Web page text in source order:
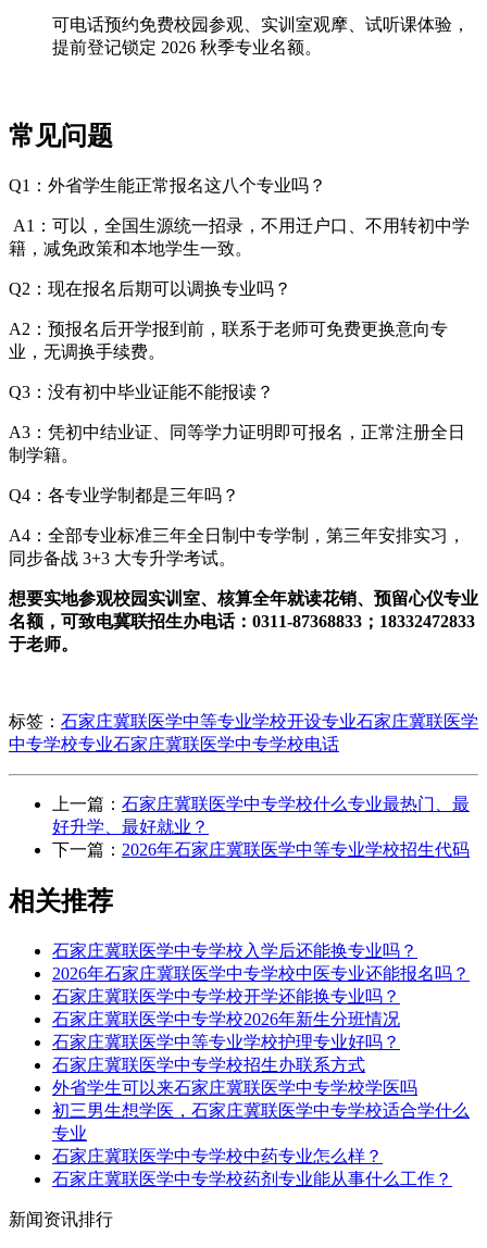
可电话预约免费校园参观、实训室观摩、试听课体验，
提前登记锁定 2026 秋季专业名额。
常见问题
Q1：外省学生能正常报名这八个专业吗？
A1：可以，全国生源统一招录，不用迁户口、不用转初中学
籍，减免政策和本地学生一致。
Q2：现在报名后期可以调换专业吗？
A2：预报名后开学报到前，联系于老师可免费更换意向专
业，无调换手续费。
Q3：没有初中毕业证能不能报读？
A3：凭初中结业证、同等学力证明即可报名，正常注册全日
制学籍。
Q4：各专业学制都是三年吗？
A4：全部专业标准三年全日制中专学制，第三年安排实习，
同步备战 3+3 大专升学考试。
想要实地参观校园实训室、核算全年就读花销、预留心仪专业
名额，可致电冀联招生办电话：0311-87368833；18332472833
于老师。
标签： 石家庄冀联医学中等专业学校开设专业石家庄冀联医学
中专学校专业石家庄冀联医学中专学校电话
上一篇： 石家庄冀联医学中专学校什么专业最热门、最
好升学、最好就业？
下一篇： 2026年石家庄冀联医学中等专业学校招生代码
相关推荐
石家庄冀联医学中专学校入学后还能换专业吗？
2026年石家庄冀联医学中专学校中医专业还能报名吗？
石家庄冀联医学中专学校开学还能换专业吗？
石家庄冀联医学中专学校2026年新生分班情况
石家庄冀联医学中等专业学校护理专业好吗？
石家庄冀联医学中专学校招生办联系方式
外省学生可以来石家庄冀联医学中专学校学医吗
初三男生想学医，石家庄冀联医学中专学校适合学什么
专业
石家庄冀联医学中专学校中药专业怎么样？
石家庄冀联医学中专学校药剂专业能从事什么工作？
新闻资讯排行